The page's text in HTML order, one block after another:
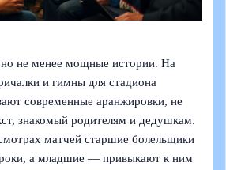
но не менее мощные истории. На
и гимны для стадиона
современные аранжировки, не
знакомый родителям и дедушкам.
матчей старшие болельщики
а младшие — привыкают к ним